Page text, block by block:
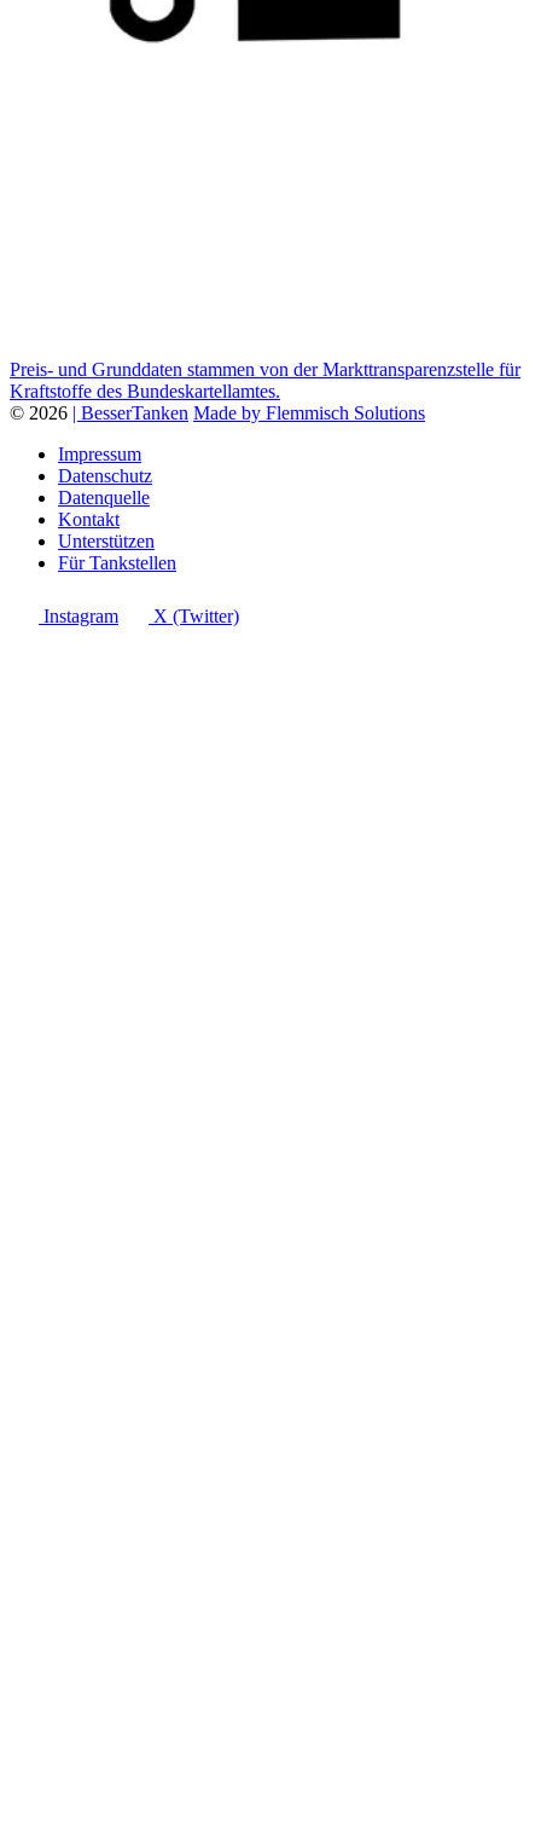
Preis- und Grunddaten stammen von der Markttransparenzstelle für
Kraftstoffe des Bundeskartellamtes.
© 2026 | BesserTanken Made by Flemmisch Solutions
Impressum
Datenschutz
Datenquelle
Kontakt
Unterstützen
Für Tankstellen
Instagram X (Twitter)